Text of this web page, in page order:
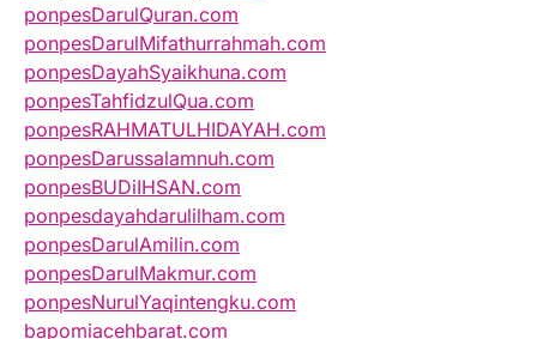
ponpesDarulQuran.com
ponpesDarulMifathurrahmah.com
ponpesDayahSyaikhuna.com
ponpesTahfidzulQua.com
ponpesRAHMATULHIDAYAH.com
ponpesDarussalamnuh.com
ponpesBUDiIHSAN.com
ponpesdayahdarulilham.com
ponpesDarulAmilin.com
ponpesDarulMakmur.com
ponpesNurulYaqintengku.com
bapomiacehbarat.com